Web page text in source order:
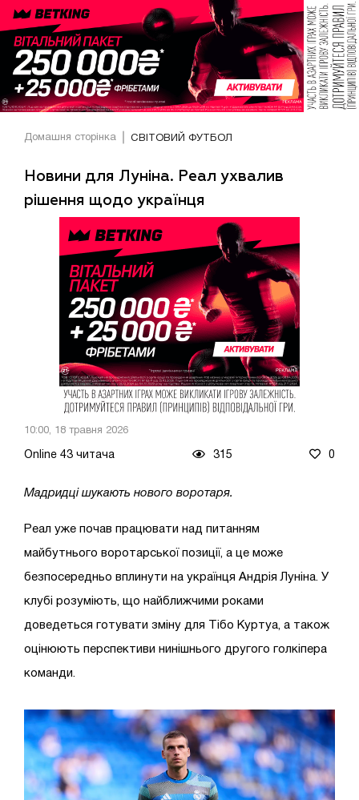
Домашня сторінка СВІТОВИЙ ФУТБОЛ
Новини для Луніна. Реал ухвалив
рішення щодо українця
10:00, 18 травня 2026
Online 43 читача 315 0
Мадридці шукають нового воротаря.
Реал уже почав працювати над питанням
майбутнього воротарської позиції, а це може
безпосередньо вплинути на українця Андрія Луніна. У
клубі розуміють, що найближчими роками
доведеться готувати зміну для Тібо Куртуа, а також
оцінюють перспективи нинішнього другого голкіпера
команди.